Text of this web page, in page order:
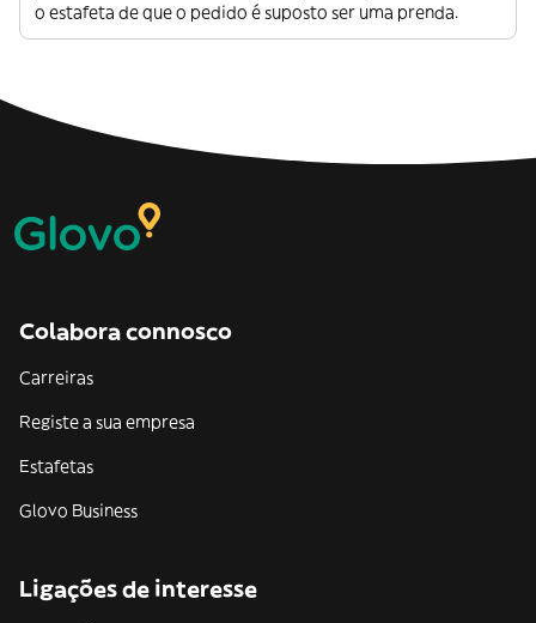
o estafeta de que o pedido é suposto ser uma prenda.
Colabora connosco
Carreiras
Registe a sua empresa
Estafetas
Glovo Business
Ligações de interesse